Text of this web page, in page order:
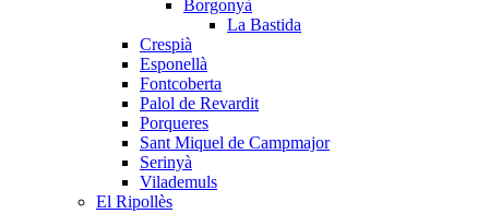
Borgonyà
La Bastida
Crespià
Esponellà
Fontcoberta
Palol de Revardit
Porqueres
Sant Miquel de Campmajor
Serinyà
Vilademuls
El Ripollès